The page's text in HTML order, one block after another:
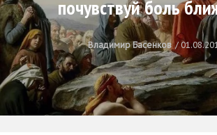
почувствуй боль
Владимир Басенков